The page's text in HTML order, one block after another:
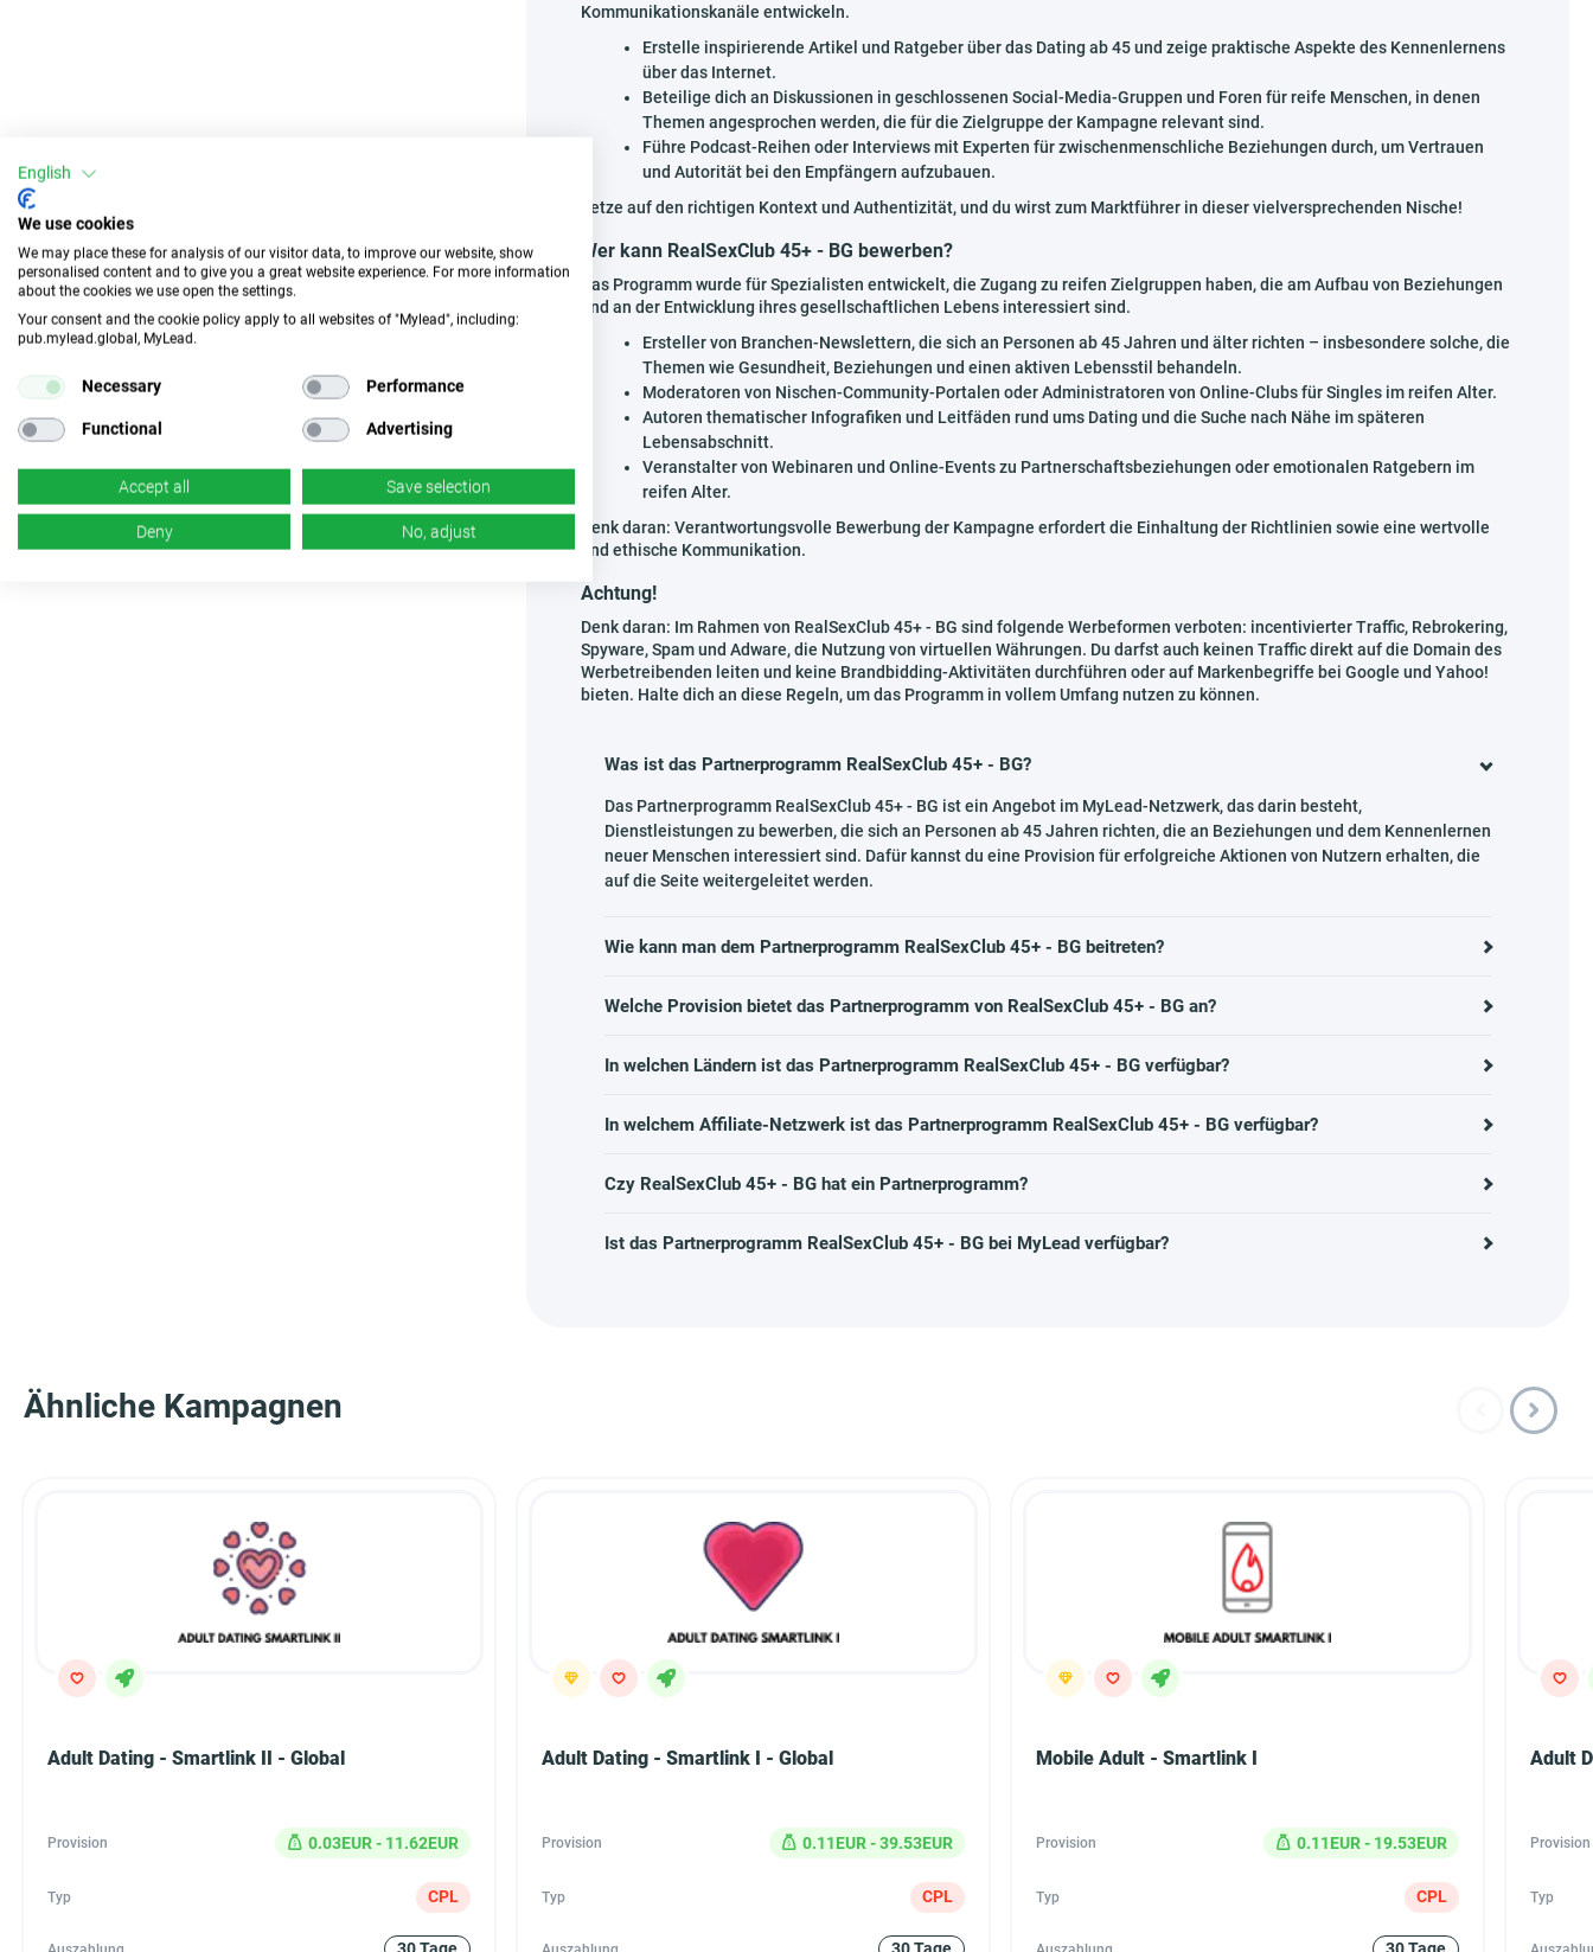
Kommunikationskanäle entwickeln.
Erstelle inspirierende Artikel und Ratgeber über das Dating ab 45 und zeige praktische Aspekte des Kennenlernens
über das Internet.
Beteilige dich an Diskussionen in geschlossenen Social-Media-Gruppen und Foren für reife Menschen, in denen
Themen angesprochen werden, die für die Zielgruppe der Kampagne relevant sind.
Führe Podcast-Reihen oder Interviews mit Experten für zwischenmenschliche Beziehungen durch, um Vertrauen
und Autorität bei den Empfängern aufzubauen.
Setze auf den richtigen Kontext und Authentizität, und du wirst zum Marktführer in dieser vielversprechenden Nische!
Wer kann RealSexClub 45+ - BG bewerben?
Das Programm wurde für Spezialisten entwickelt, die Zugang zu reifen Zielgruppen haben, die am Aufbau von Beziehungen
und an der Entwicklung ihres gesellschaftlichen Lebens interessiert sind.
Ersteller von Branchen-Newslettern, die sich an Personen ab 45 Jahren und älter richten – insbesondere solche, die
Themen wie Gesundheit, Beziehungen und einen aktiven Lebensstil behandeln.
Moderatoren von Nischen-Community-Portalen oder Administratoren von Online-Clubs für Singles im reifen Alter.
Autoren thematischer Infografiken und Leitfäden rund ums Dating und die Suche nach Nähe im späteren
Lebensabschnitt.
Veranstalter von Webinaren und Online-Events zu Partnerschaftsbeziehungen oder emotionalen Ratgebern im
reifen Alter.
Denk daran: Verantwortungsvolle Bewerbung der Kampagne erfordert die Einhaltung der Richtlinien sowie eine wertvolle
und ethische Kommunikation.
Achtung!
Denk daran: Im Rahmen von RealSexClub 45+ - BG sind folgende Werbeformen verboten: incentivierter Traffic, Rebrokering,
Spyware, Spam und Adware, die Nutzung von virtuellen Währungen. Du darfst auch keinen Traffic direkt auf die Domain des
Werbetreibenden leiten und keine Brandbidding-Aktivitäten durchführen oder auf Markenbegriffe bei Google und Yahoo!
bieten. Halte dich an diese Regeln, um das Programm in vollem Umfang nutzen zu können.
Was ist das Partnerprogramm RealSexClub 45+ - BG?
Das Partnerprogramm RealSexClub 45+ - BG ist ein Angebot im MyLead-Netzwerk, das darin besteht,
Dienstleistungen zu bewerben, die sich an Personen ab 45 Jahren richten, die an Beziehungen und dem Kennenlernen
neuer Menschen interessiert sind. Dafür kannst du eine Provision für erfolgreiche Aktionen von Nutzern erhalten, die
auf die Seite weitergeleitet werden.
Wie kann man dem Partnerprogramm RealSexClub 45+ - BG beitreten?
Welche Provision bietet das Partnerprogramm von RealSexClub 45+ - BG an?
In welchen Ländern ist das Partnerprogramm RealSexClub 45+ - BG verfügbar?
In welchem Affiliate-Netzwerk ist das Partnerprogramm RealSexClub 45+ - BG verfügbar?
Czy RealSexClub 45+ - BG hat ein Partnerprogramm?
Ist das Partnerprogramm RealSexClub 45+ - BG bei MyLead verfügbar?
Ähnliche Kampagnen
Adult Dating - Smartlink II - Global
Provision 0.03EUR - 11.62EUR
Typ CPL
Adult Dating - Smartlink I - Global
Provision 0.11EUR - 39.53EUR
Typ CPL
Mobile Adult - Smartlink I
Provision 0.11EUR - 19.53EUR
Typ CPL
Adult
Provision
Typ
English
We use cookies
We may place these for analysis of our visitor data, to improve our website, show
personalised content and to give you a great website experience. For more information
about the cookies we use open the settings.
Your consent and the cookie policy apply to all websites of "Mylead", including:
pub.mylead.global, MyLead.
Necessary Performance
Functional Advertising
Accept all Save selection
Deny No, adjust